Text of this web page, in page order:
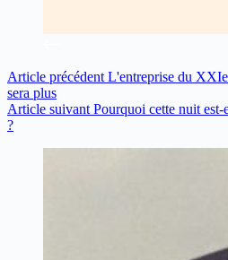
Article précédent L'entreprise du
sera plus
Article suivant Pourquoi cette nuit
?